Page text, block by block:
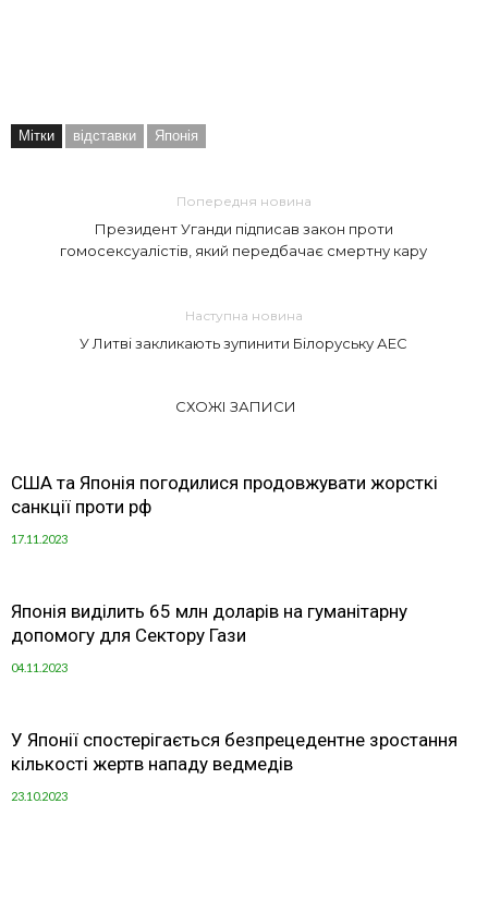
Мітки відставки Японія
Попередня новина
Президент Уганди підписав закон проти
гомосексуалістів, який передбачає смертну кару
Наступна новина
У Литві закликають зупинити Білоруську АЕС
СХОЖІ ЗАПИСИ
США та Японія погодилися продовжувати жорсткі
санкції проти рф
17.11.2023
Японія виділить 65 млн доларів на гуманітарну
допомогу для Сектору Гази
04.11.2023
У Японії спостерігається безпрецедентне зростання
кількості жертв нападу ведмедів
23.10.2023